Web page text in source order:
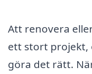
Att renovera
ett stort projekt,
göra det rätt.